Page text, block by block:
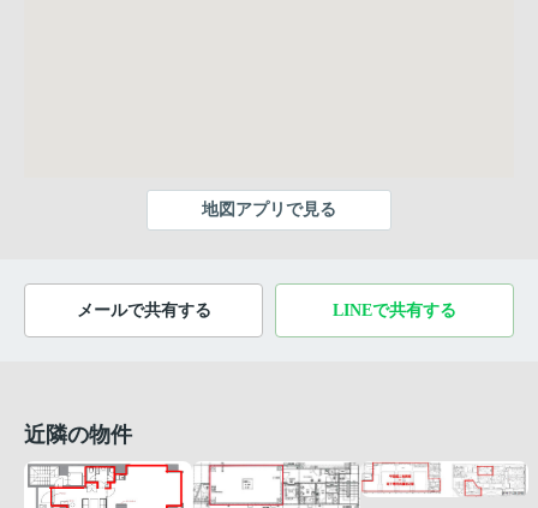
地図アプリで見る
メールで共有する LINEで共有する
近隣の物件